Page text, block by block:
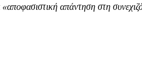
«αποφασιστική απάντηση στη